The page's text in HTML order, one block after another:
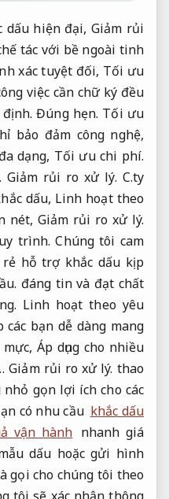
dấu hiện đại, Giảm rủi
tác với bề ngoài tinh
xác tuyệt đối, Tối ưu
việc cần chữ ký đều
định.Đúng hẹn. Tối ưu
bảo đảm công nghệ,
dạng, Tối ưu chi phí.
Giảm rủi ro xử lý. C.ty
dấu, Linh hoạt theo
nét, Giảm rủi ro xử lý.
trình. Chúng tôi cam
rẻ hỗ trợ khắc dấu kịp
đáng tin và đạt chất
Linh hoạt theo yêu
bạn dễ dàng mang
Áp dụng cho nhiều
Giảm rủi ro xử lý. thao
gọn lợi ích cho các
có nhu cầu khắc dấu
vận hành nhanh giá
dấu hoặc gửi hình
gọi cho chúng tôi theo